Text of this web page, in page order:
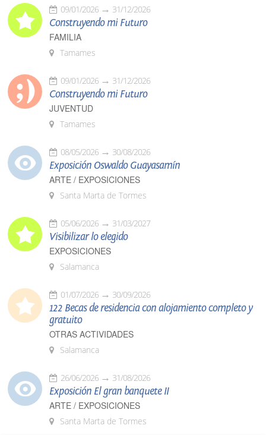
09/01/2026 31/12/2026
Construyendo mi Futuro
FAMILIA
Tamames
09/01/2026 31/12/2026
Construyendo mi Futuro
JUVENTUD
Tamames
08/05/2026 30/08/2026
Exposición Oswaldo Guayasamín
ARTE / EXPOSICIONES
Santa Marta de Tormes
05/06/2026 31/03/2027
Visibilizar lo elegido
EXPOSICIONES
Salamanca
01/07/2026 30/09/2026
122 Becas de residencia con alojamiento completo y
gratuito
OTRAS ACTIVIDADES
Salamanca
26/06/2026 31/08/2026
Exposición El gran banquete II
ARTE / EXPOSICIONES
Santa Marta de Tormes